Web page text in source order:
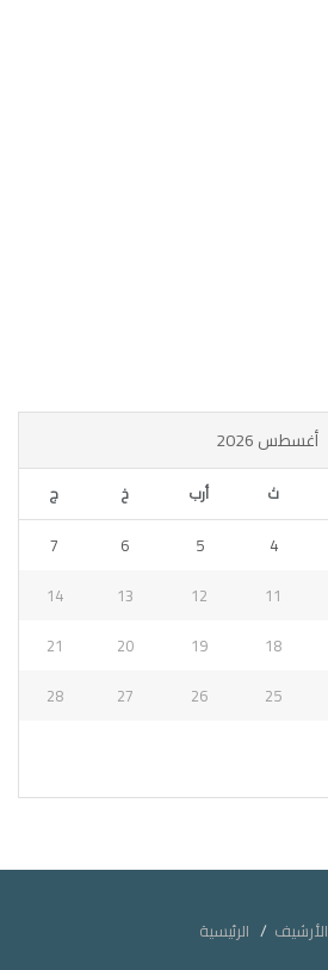
أغسطس 2026
ث أرب خ ج
4
5
6
7
11
12
13
14
18
19
20
21
25
26
27
28
الأرشيف الرئيسية